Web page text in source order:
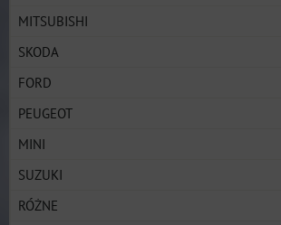
MITSUBISHI
SKODA
FORD
PEUGEOT
MINI
SUZUKI
RÓŻNE